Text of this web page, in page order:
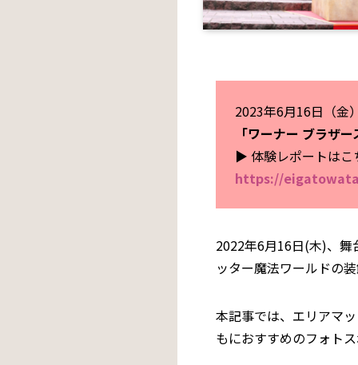
2023年6月16日（金
「ワーナー ブラザ
▶︎ 体験レポートはこ
https://
2022年6月16日(木)、
ッター魔法ワールドの
本記事では、エリアマ
もにおすすめのフォト